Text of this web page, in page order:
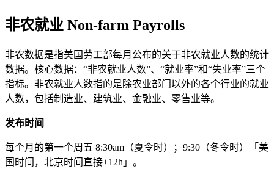
非农就业 Non-farm Payrolls
非农数据是指美国劳工部每月公布的关于非农就业人数的统计
数据。核心数据：“非农就业人数”、“就业率”和“失业率”三个
指标。非农就业人数指的是除农业部门以外的各个行业的就业
人数，包括制造业、建筑业、金融业、零售业等。
发布时间
每个月的第一个周五 8:30am（夏令时）；9:30（冬令时）「美
国时间，北京时间直接+12h」。